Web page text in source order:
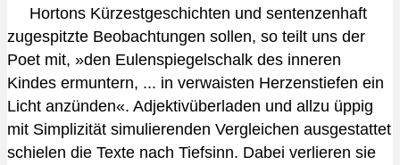
Hortons Kürzestgeschichten und sentenzenhaft
zugespitzte Beobachtungen sollen, so teilt uns der
Poet mit, »den Eulenspiegelschalk des inneren
Kindes ermuntern, ... in verwaisten Herzenstiefen ein
Licht anzünden«. Adjektivüberladen und allzu üppig
mit Simplizität simulierenden Vergleichen ausgestattet
schielen die Texte nach Tiefsinn. Dabei verlieren sie